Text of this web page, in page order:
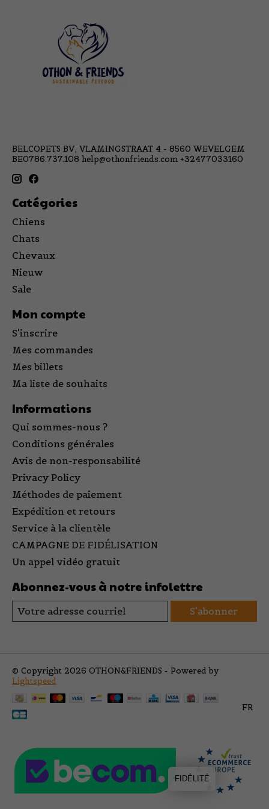
BELCOPETS BV, VLAMINGSTRAAT 4 - 8560 WEVELGEM
BE0786.737.108 help@othonfriends.com +32477033160
Catégories
Chiens
Chats
Chevaux
Nieuw
Sale
Mon compte
S'inscrire
Mes commandes
Mes billets
Ma liste de souhaits
Informations
Qui sommes-nous ?
Conditions générales
Avis de non-responsabilité
Privacy Policy
Méthodes de paiement
Expédition et retours
Service à la clientèle
CAMPAGNE DE FIDÉLISATION
Un appel vidéo gratuit
Abonnez-vous à notre infolettre
S'abonner
© Copyright 2026 OTHON&FRIENDS - Powered by
Lightspeed
FR
FIDÉLITÉ